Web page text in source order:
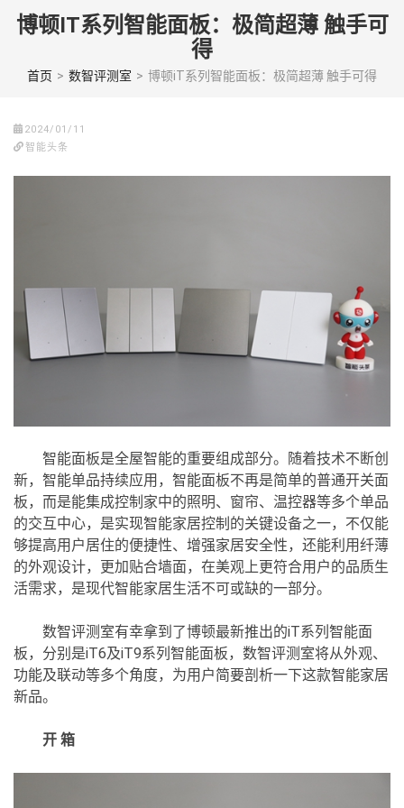
Skip
(Press
博顿IT系列智能面板：极简超薄 触手可
得
首页 > 数智评测室 > 博顿iT系列智能面板：极简超薄 触手可得
2024/01/11
智能头条
智能面板是全屋智能的重要组成部分。随着技术不断创
新，智能单品持续应用，智能面板不再是简单的普通开关面
板，而是能集成控制家中的照明、窗帘、温控器等多个单品
的交互中心，是实现智能家居控制的关键设备之一，不仅能
够提高用户居住的便捷性、增强家居安全性，还能利用纤薄
的外观设计，更加贴合墙面，在美观上更符合用户的品质生
活需求，是现代智能家居生活不可或缺的一部分。
数智评测室有幸拿到了博顿最新推出的iT系列智能面
板，分别是iT6及iT9系列智能面板，数智评测室将从外观、
功能及联动等多个角度，为用户简要剖析一下这款智能家居
新品。
开 箱